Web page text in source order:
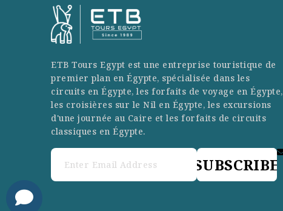
ETB Tours Egypt est une entreprise touristique de
premier plan en Égypte, spécialisée dans les
circuits en Égypte, les forfaits de voyage en Égypte,
les croisières sur le Nil en Égypte, les excursions
d'une journée au Caire et les forfaits de circuits
classiques en Égypte.
SUBSCRIBE